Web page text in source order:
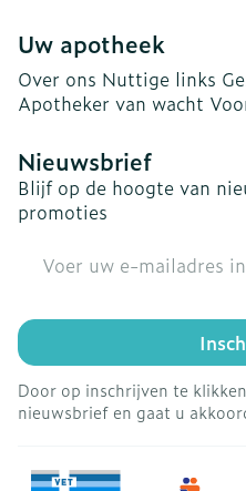
Uw apotheek
Over ons Nuttige links
Apotheker van wacht
Nieuwsbrief
Blijf op de hoogte van
promoties
Door op inschrijven te
nieuwsbrief en gaat u